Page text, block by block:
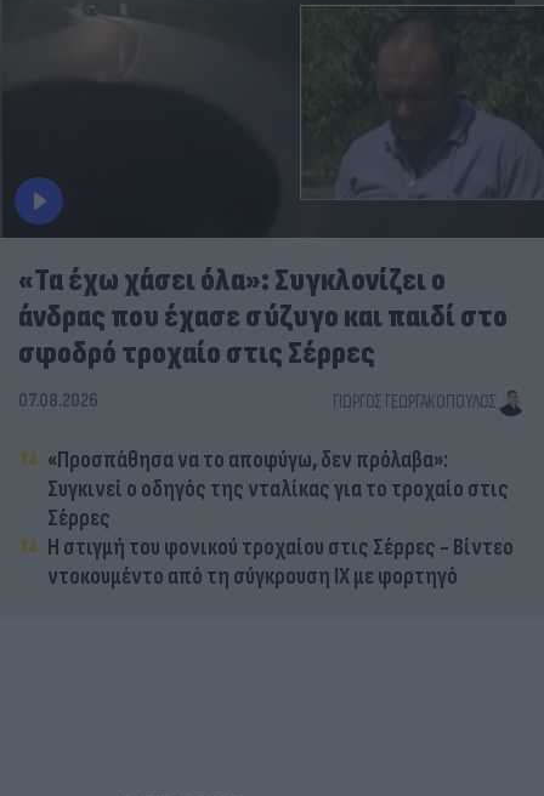
«Τα έχω χάσει όλα»: Συγκλονίζει ο
άνδρας που έχασε σύζυγο και παιδί στο
σφοδρό τροχαίο στις Σέρρες
07.08.2026 ΓΙΏΡΓΟΣ ΓΕΩΡΓΑΚΌΠΟΥΛΟΣ
«Προσπάθησα να το αποφύγω, δεν πρόλαβα»:
Συγκινεί ο οδηγός της νταλίκας για το τροχαίο στις
Σέρρες
Η στιγμή του φονικού τροχαίου στις Σέρρες - Βίντεο
ντοκουμέντο από τη σύγκρουση ΙΧ με φορτηγό